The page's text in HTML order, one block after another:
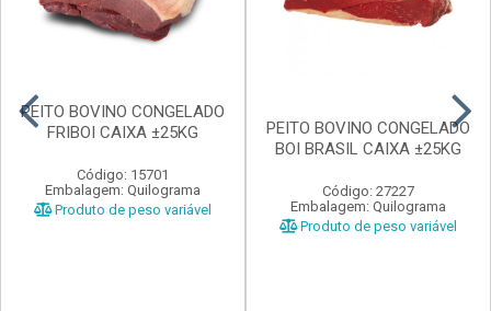
PEITO BOVINO CONGELADO
FRIBOI CAIXA ±25KG
Código: 15701
Embalagem: Quilograma
Produto de peso variável
PEITO BOVINO CONGELADO
BOI BRASIL CAIXA ±25KG
Código: 27227
Embalagem: Quilograma
Produto de peso variável